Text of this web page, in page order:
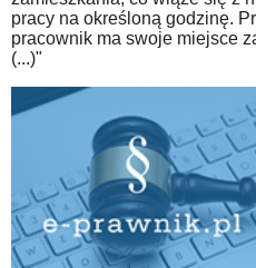
pracy na określoną godzinę.
pracownik ma swoje miejsce
(...)"